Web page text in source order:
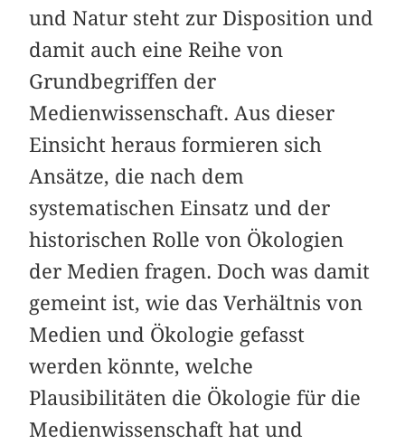
und Natur steht zur Disposition und
damit auch eine Reihe von
Grundbegriffen der
Medienwissenschaft. Aus dieser
Einsicht heraus formieren sich
Ansätze, die nach dem
systematischen Einsatz und der
historischen Rolle von Ökologien
der Medien fragen. Doch was damit
gemeint ist, wie das Verhältnis von
Medien und Ökologie gefasst
werden könnte, welche
Plausibilitäten die Ökologie für die
Medienwissenschaft hat und